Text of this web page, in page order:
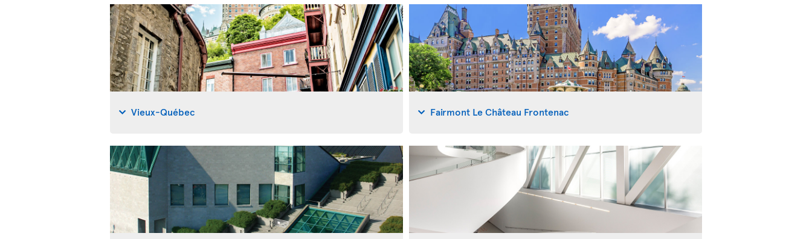
Vieux-Québec Fairmont Le Château Frontenac